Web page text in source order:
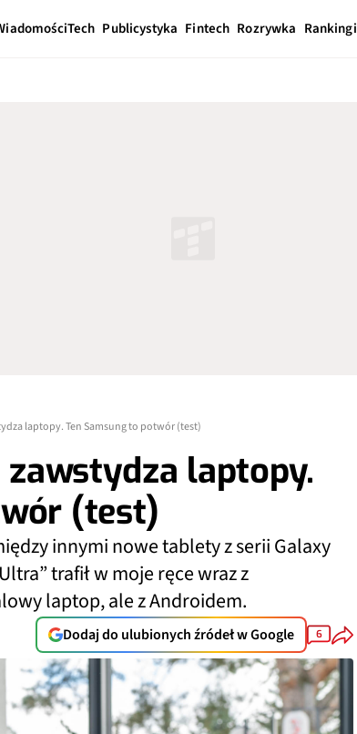
Tech Publicystyka Fintech Rozrywka Rankingi
laptopy. Ten Samsung to potwór (test)
zawstydza laptopy.
(test)
innymi nowe tablety z serii Galaxy
trafił w moje ręce wraz z
laptop, ale z Androidem.
Dodaj do ulubionych źródeł w Google 6